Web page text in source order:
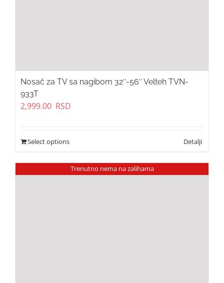
Nosač za TV sa nagibom 32″-56″ Velteh TVN-
933T
2,999.00 RSD
Select options
Trenutno nema na zalihama